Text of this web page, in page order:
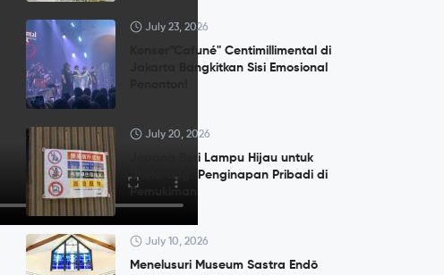
July 23, 2026
Konser”Cafuné" Centimillimental di
Jakarta Bangkitkan Sisi Emosional
July 20, 2026
Jepang Beri Lampu Hijau untuk
"Melarang" Penginapan Pribadi di
Pemukiman
July 10, 2026
Menelusuri Museum Sastra Endō